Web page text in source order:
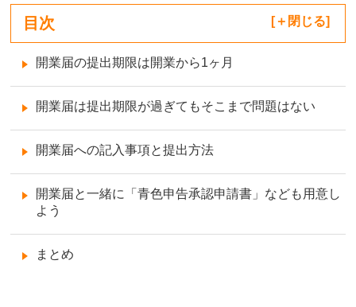
目次 [ 閉じる]
開業届の提出期限は開業から1ヶ月
開業届は提出期限が過ぎてもそこまで問題はない
開業届への記入事項と提出方法
開業届と一緒に「青色申告承認申請書」なども用意し
よう
まとめ